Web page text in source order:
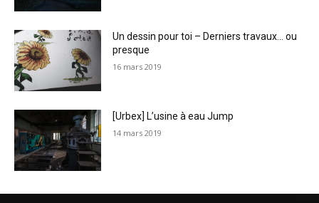
Un dessin pour toi – Derniers travaux… ou
presque
16 mars 2019
[Urbex] L’usine à eau Jump
14 mars 2019